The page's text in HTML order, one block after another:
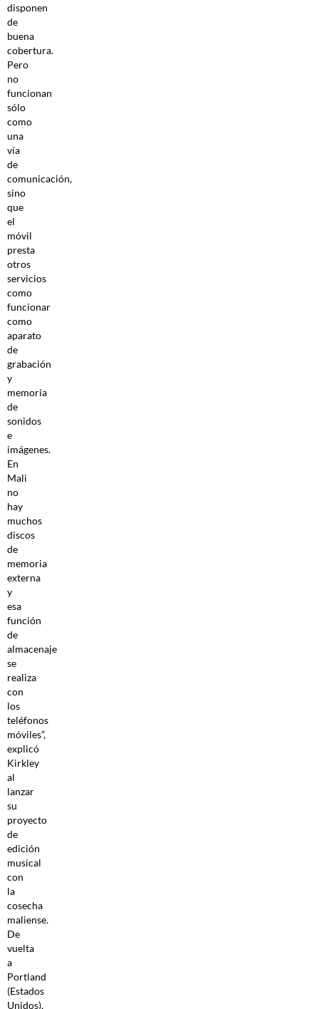
disponen
de
buena
cobertura.
Pero
no
funcionan
sólo
como
una
vía
de
comunicación,
sino
que
el
móvil
presta
otros
servicios
como
funcionar
como
aparato
de
grabación
y
memoria
de
sonidos
e
imágenes.
En
Mali
no
hay
muchos
discos
de
memoria
externa
y
esa
función
de
almacenaje
se
realiza
con
los
teléfonos
móviles”,
explicó
Kirkley
al
lanzar
su
proyecto
de
edición
musical
con
la
cosecha
maliense.
De
vuelta
a
Portland
(Estados
Unidos),